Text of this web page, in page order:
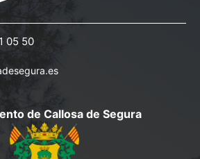
05 50
de Callosa de Segura